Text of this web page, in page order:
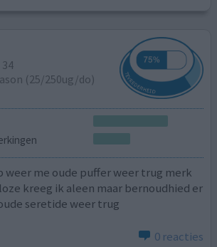
(25/250ug/do)
weer me oude puffer weer trug merk
kreeg ik aleen maar bernoudhied er
seretide weer trug
0 reacties